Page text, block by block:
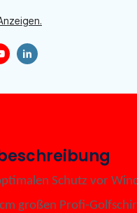
Schutz vor
großen Profi-